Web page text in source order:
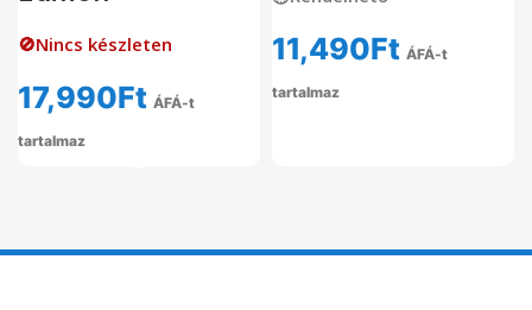
🚫Nincs készleten
17,990Ft ÁFÁ-t
tartalmaz
11,490Ft ÁFÁ-t
tartalmaz